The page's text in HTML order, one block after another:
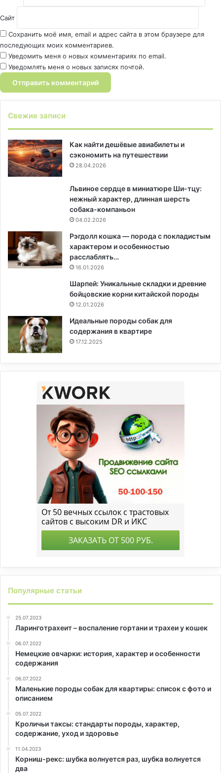
Сайт
Сохранить моё имя, email и адрес сайта в этом браузере для
последующих моих комментариев.
Уведомить меня о новых комментариях по email.
Уведомлять меня о новых записях почтой.
Свежие записи
Как найти дешёвые авиабилеты и
сэкономить на путешествии
28.04.2026
Львиное сердце в миниатюре Ши-тцу:
нежный характер, длинная шерсть
собака-компаньон
04.02.2026
Рэгдолл кошка — порода с покладистым
характером и особенностью
расслаблять…
16.01.2026
Шарпей: Уникальные складки и древние
бойцовские корни китайской породы
12.01.2026
Идеальные породы собак для
содержания в квартире
17.12.2025
Популярные статьи
25.07.2023
Ларинготрахеит – воспаление гортани и трахеи у кошек
06.07.2022
Немецкие овчарки: история, характер и особенности
содержания
06.07.2022
Маленькие породы собак для квартиры: список с фото и
описанием
05.07.2022
Кроличьи таксы: стандарты породы, характер,
содержание, уход и здоровье
11.04.2023
Корниш-рекс: шубка волнуется раз, шубка волнуется
два